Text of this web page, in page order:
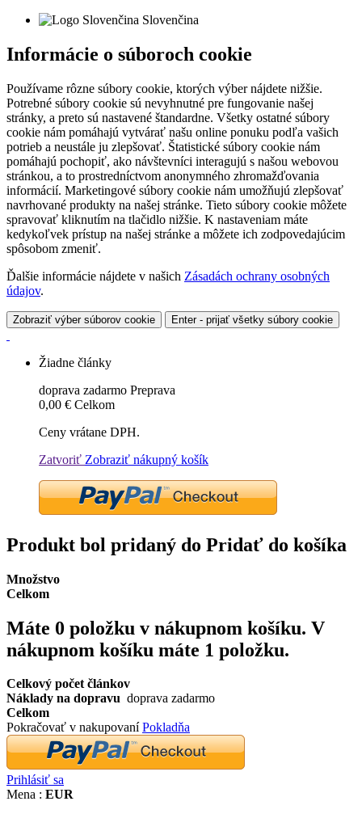
Slovenčina
Informácie o súboroch cookie
Používame rôzne súbory cookie, ktorých výber nájdete nižšie.
Potrebné súbory cookie sú nevyhnutné pre fungovanie našej
stránky, a preto sú nastavené štandardne. Všetky ostatné súbory
cookie nám pomáhajú vytvárať našu online ponuku podľa vašich
potrieb a neustále ju zlepšovať. Štatistické súbory cookie nám
pomáhajú pochopiť, ako návštevníci interagujú s našou webovou
stránkou, a to prostredníctvom anonymného zhromažďovania
informácií. Marketingové súbory cookie nám umožňujú zlepšovať
navrhované produkty na našej stránke. Tieto súbory cookie môžete
spravovať kliknutím na tlačidlo nižšie. K nastaveniam máte
kedykoľvek prístup na našej stránke a môžete ich zodpovedajúcim
spôsobom zmeniť.
Ďalšie informácie nájdete v našich Zásadách ochrany osobných
údajov.
Zobraziť výber súborov cookie Enter - prijať všetky súbory cookie
Žiadne články
doprava zadarmo Preprava
0,00 € Celkom
Ceny vrátane DPH.
Zatvoriť Zobraziť nákupný košík
Produkt bol pridaný do Pridať do košíka
Množstvo
Celkom
Máte 0 položku v nákupnom košíku. V
nákupnom košíku máte 1 položku.
Celkový počet článkov
Náklady na dopravu doprava zadarmo
Celkom
Pokračovať v nakupovaníPokladňa
Prihlásiť sa
Mena : EUR